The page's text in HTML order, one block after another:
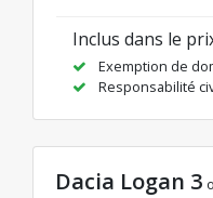
Inclus dans le
Exemption de
Responsabilité
Dacia Logan 3